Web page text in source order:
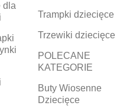
dla
Trampki dziecięce
Trzewiki dziecięce
POLECANE
KATEGORIE
Buty Wiosenne
Dziecięce